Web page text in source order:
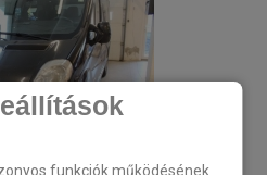
funkciók működésének